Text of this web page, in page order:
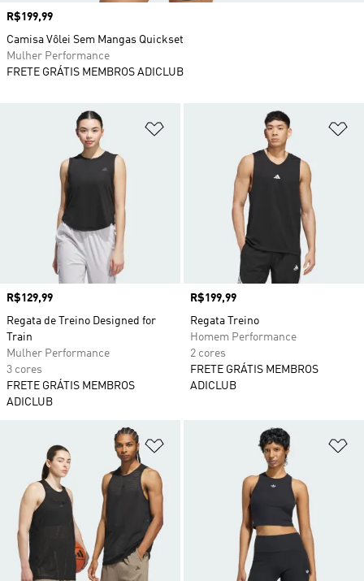
Adicionar à Lista de Desejos
Preço
R$129,99
Regata de Treino Designed for
Train
Mulher Performance
3 cores
FRETE GRÁTIS MEMBROS
ADICLUB
Preço
R$199,99
Regata Treino
Homem Performance
2 cores
FRETE GRÁTIS MEMBROS
ADICLUB
Adicionar à Lista de Desejos
Preço
R$199,99
Camisa Vôlei Sem Mangas Quickset
Mulher Performance
FRETE GRÁTIS MEMBROS ADICLUB